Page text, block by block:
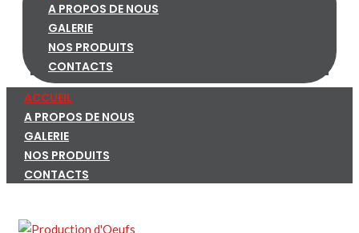
A PROPOS DE NOUS
GALERIE
NOS PRODUITS
CONTACTS
ACCUEIL
A PROPOS DE NOUS
GALERIE
NOS PRODUITS
CONTACTS